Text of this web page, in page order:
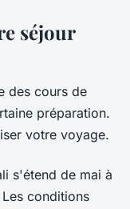
séjour
des cours de
préparation.
votre voyage.
s'étend de mai à
conditions